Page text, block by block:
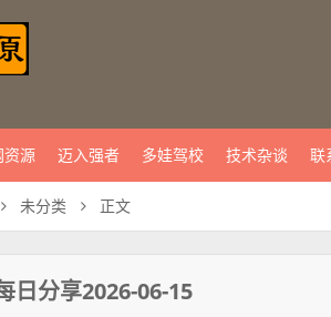
资源 迈入强者 多娃驾校 技术杂谈 联
未分类 正文
日分享2026-06-15